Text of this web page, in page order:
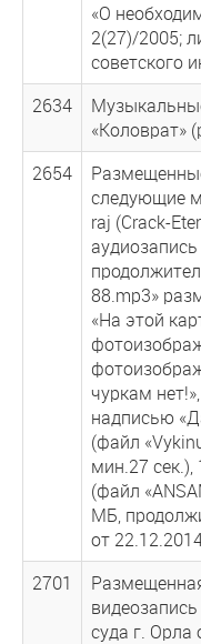
«О
2(27)/2005;
советского
2634
«Коловрат»
2654
следующие
raj (Crack-
88.mp3»
«На этой
чуркам
надписью
(файл
мин.27
(файл
МБ,
от
2701
суда г. Орла